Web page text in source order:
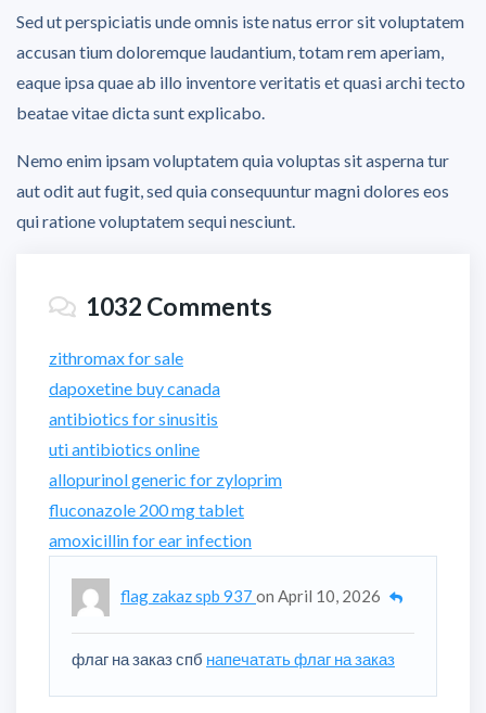
Sed ut perspiciatis unde omnis iste natus error sit voluptatem
accusan tium doloremque laudantium, totam rem aperiam,
eaque ipsa quae ab illo inventore veritatis et quasi archi tecto
beatae vitae dicta sunt explicabo.
Nemo enim ipsam voluptatem quia voluptas sit asperna tur
aut odit aut fugit, sed quia consequuntur magni dolores eos
qui ratione voluptatem sequi nesciunt.
1032 Comments
zithromax for sale
dapoxetine buy canada
antibiotics for sinusitis
uti antibiotics online
allopurinol generic for zyloprim
fluconazole 200 mg tablet
amoxicillin for ear infection
flag zakaz spb 937 on April 10, 2026
флаг на заказ спб напечатать флаг на заказ